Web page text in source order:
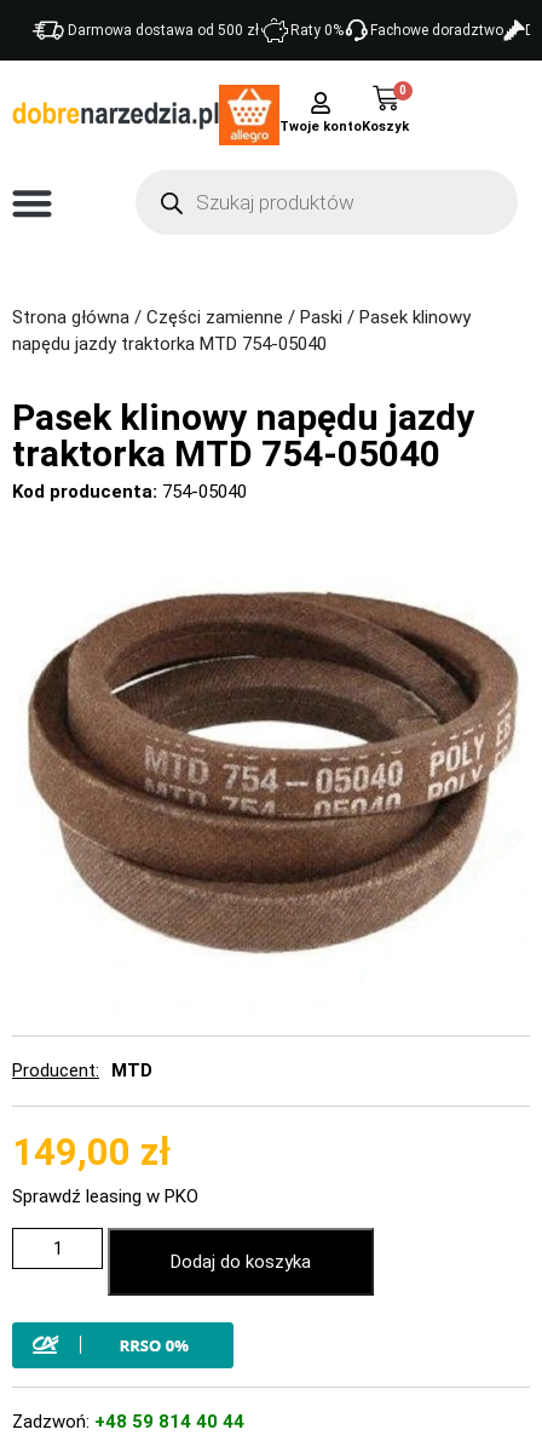
Darmowa dostawa od 500 zł Raty 0% Fachowe doradztwo
Twoje konto
0
Strona główna / Części zamienne / Paski / Pasek klinowy
napędu jazdy traktorka MTD 754-05040
Pasek klinowy napędu jazdy
traktorka MTD 754-05040
Kod producenta: 754-05040
Producent MTD
149,00 zł
Sprawdź leasing w PKO
Dodaj do koszyka
Zadzwoń: +48 59 814 40 44